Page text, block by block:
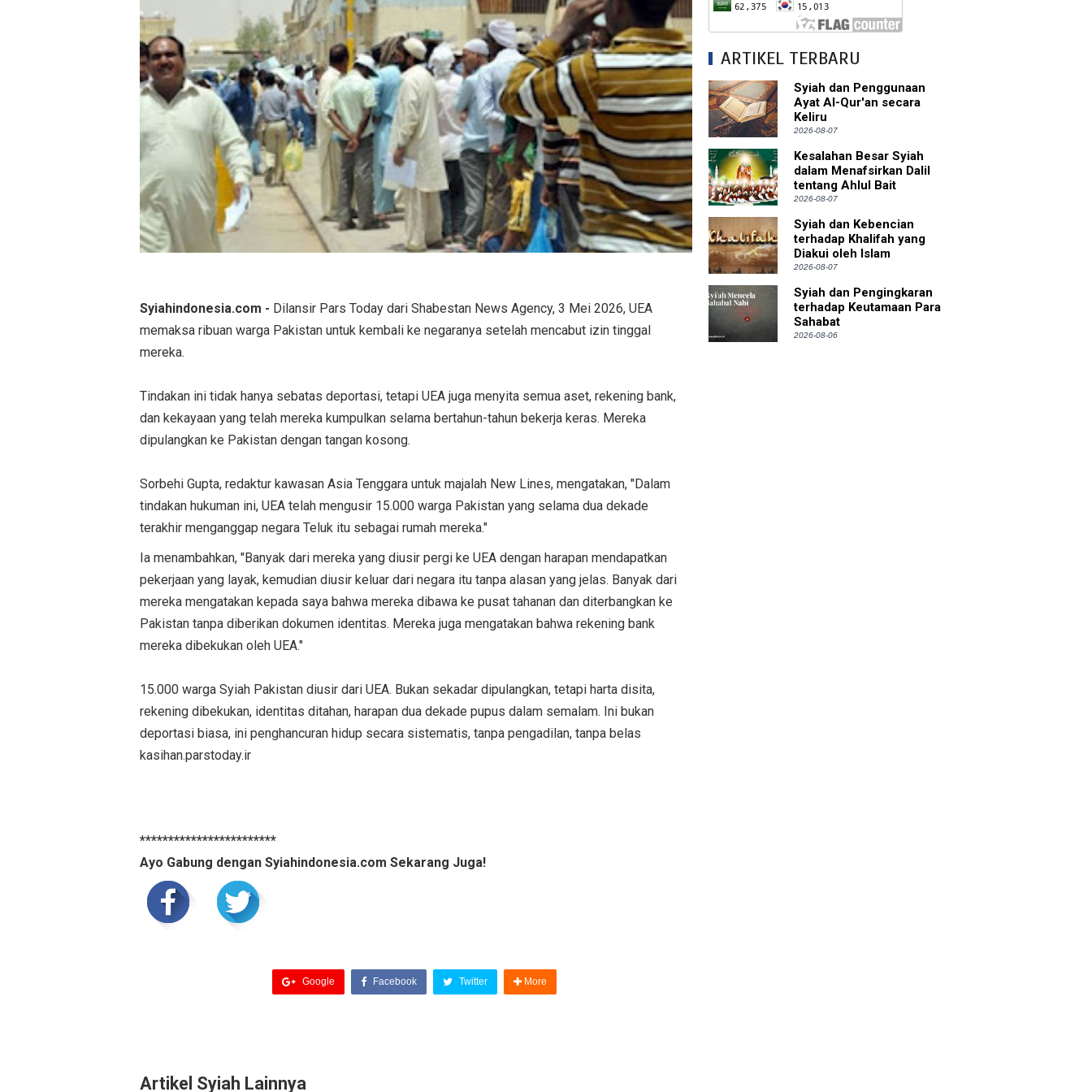
Syiah dan Fitnah Besar terhadap Khalifah Utsman bin Affan
Mengapa Syiah Menghalalkan Nikah Mut'ah?
Syiah dan Penyelewengan dalam Pemahaman tentang Khalifah
Syiah dan Penyimpangan dalam Akidah Islam
Kesalahan Syiah dalam Menyikapi Khalifah Abu Bakar
Syiah dan Konsep Imamah yang Tidak Masuk Akal dalam Islam
Syiah dan Ketidakkonsistenan dalam Konsep Mahdi
Syiah dan Kedustaan tentang Hak Kekhalifahan
Syiah dan Ketidakbenaran Ajarannya tentang Wilayah Imam
Syiah dan Kedustaan tentang Peristiwa Karbala
Syiahindonesia.com - Dilansir Pars Today dari Shabestan News Agency, 3 Mei 2026, UEA
memaksa ribuan warga Pakistan untuk kembali ke negaranya setelah mencabut izin tinggal
mereka.
Tindakan ini tidak hanya sebatas deportasi, tetapi UEA juga menyita semua aset, rekening bank,
dan kekayaan yang telah mereka kumpulkan selama bertahun-tahun bekerja keras. Mereka
dipulangkan ke Pakistan dengan tangan kosong.
Sorbehi Gupta, redaktur kawasan Asia Tenggara untuk majalah New Lines, mengatakan, "Dalam
tindakan hukuman ini, UEA telah mengusir 15.000 warga Pakistan yang selama dua dekade
terakhir menganggap negara Teluk itu sebagai rumah mereka."
Ia menambahkan, "Banyak dari mereka yang diusir pergi ke UEA dengan harapan mendapatkan
pekerjaan yang layak, kemudian diusir keluar dari negara itu tanpa alasan yang jelas. Banyak dari
mereka mengatakan kepada saya bahwa mereka dibawa ke pusat tahanan dan diterbangkan ke
Pakistan tanpa diberikan dokumen identitas. Mereka juga mengatakan bahwa rekening bank
mereka dibekukan oleh UEA."
15.000 warga Syiah Pakistan diusir dari UEA. Bukan sekadar dipulangkan, tetapi harta disita,
rekening dibekukan, identitas ditahan, harapan dua dekade pupus dalam semalam. Ini bukan
deportasi biasa, ini penghancuran hidup secara sistematis, tanpa pengadilan, tanpa belas
kasihan.parstoday.ir
************************
Ayo Gabung dengan Syiahindonesia.com Sekarang Juga!
Google Facebook Twitter More
Artikel Syiah Lainnya
ARTIKEL TERBARU
Syiah dan Penggunaan
Ayat Al-Qur'an secara
Keliru
2026-08-07
Kesalahan Besar Syiah
dalam Menafsirkan Dalil
tentang Ahlul Bait
2026-08-07
Syiah dan Kebencian
terhadap Khalifah yang
Diakui oleh Islam
2026-08-07
Syiah dan Pengingkaran
terhadap Keutamaan Para
Sahabat
2026-08-06